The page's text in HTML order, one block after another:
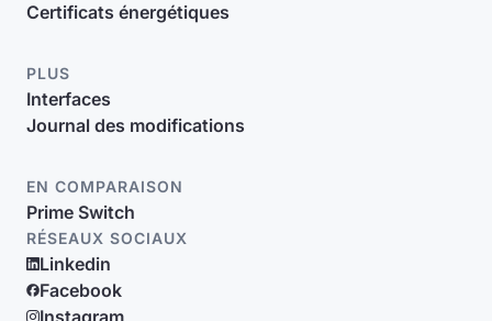
Certificats énergétiques
PLUS
Interfaces
Journal des modifications
EN COMPARAISON
Prime Switch
RÉSEAUX SOCIAUX
Linkedin
Facebook
Instagram